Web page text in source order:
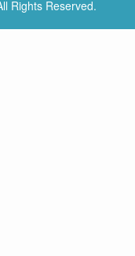
Rights Reserved.